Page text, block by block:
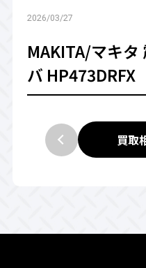
2026/03/27
MAKITA/マキタ
バ HP473DRFX
買取